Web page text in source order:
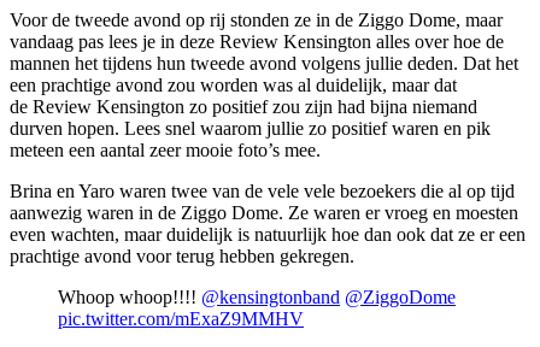
Voor de tweede avond op rij stonden ze in de Ziggo Dome, maar
vandaag pas lees je in deze Review Kensington alles over hoe de
mannen het tijdens hun tweede avond volgens jullie deden. Dat het
een prachtige avond zou worden was al duidelijk, maar dat
de Review Kensington zo positief zou zijn had bijna niemand
durven hopen. Lees snel waarom jullie zo positief waren en pik
meteen een aantal zeer mooie foto’s mee.
Brina en Yaro waren twee van de vele vele bezoekers die al op tijd
aanwezig waren in de Ziggo Dome. Ze waren er vroeg en moesten
even wachten, maar duidelijk is natuurlijk hoe dan ook dat ze er een
prachtige avond voor terug hebben gekregen.
Whoop whoop!!!! @kensingtonband @ZiggoDome
pic.twitter.com/mExaZ9MMHV